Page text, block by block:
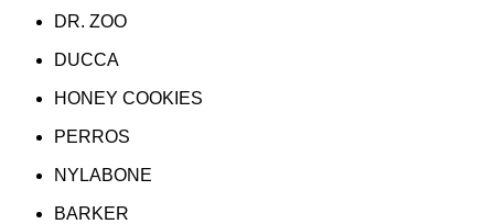
DR. ZOO
DUCCA
HONEY COOKIES
PERROS
NYLABONE
BARKER